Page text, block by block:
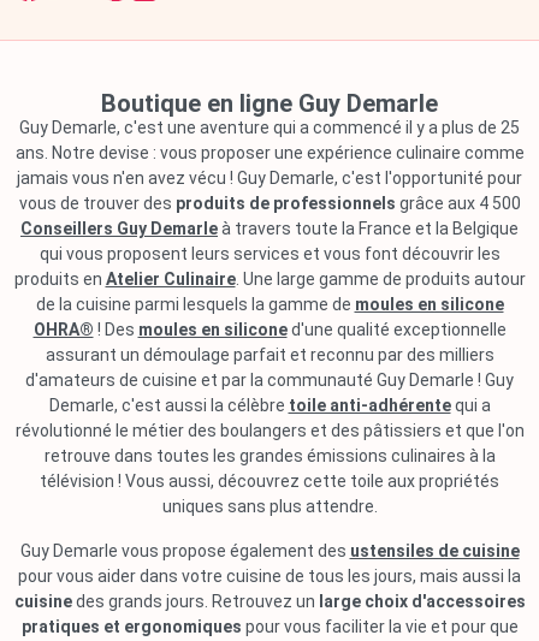
Boutique en ligne Guy Demarle
Guy Demarle, c'est une aventure qui a commencé il y a plus de 25
ans. Notre devise : vous proposer une expérience culinaire comme
jamais vous n'en avez vécu ! Guy Demarle, c'est l'opportunité pour
vous de trouver des produits de professionnels grâce aux 4 500
Conseillers Guy Demarleà travers toute la France et la Belgique
qui vous proposent leurs services et vous font découvrir les
produits en Atelier Culinaire. Une large gamme de produits autour
de la cuisine parmi lesquels la gamme de moules en silicone
OHRA® ! Des moules en siliconed'une qualité exceptionnelle
assurant un démoulage parfait et reconnu par des milliers
d'amateurs de cuisine et par la communauté Guy Demarle ! Guy
Demarle, c'est aussi la célèbre toile anti-adhérentequi a
révolutionné le métier des boulangers et des pâtissiers et que l'on
retrouve dans toutes les grandes émissions culinaires à la
télévision ! Vous aussi, découvrez cette toile aux propriétés
uniques sans plus attendre.
Guy Demarle vous propose également des ustensiles de cuisine
pour vous aider dans votre cuisine de tous les jours, mais aussi la
cuisinedes grands jours. Retrouvez un large choix d'accessoires
pratiques et ergonomiques pour vous faciliter la vie et pour que